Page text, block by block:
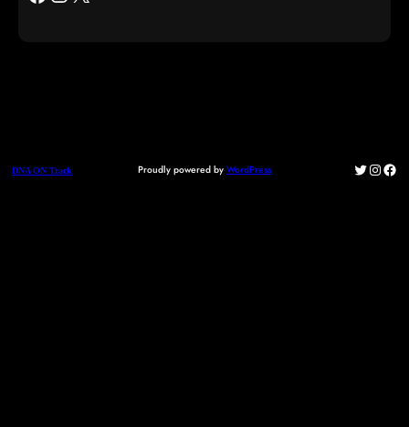
DNA ON Track Proudly powered by WordPress Twitter